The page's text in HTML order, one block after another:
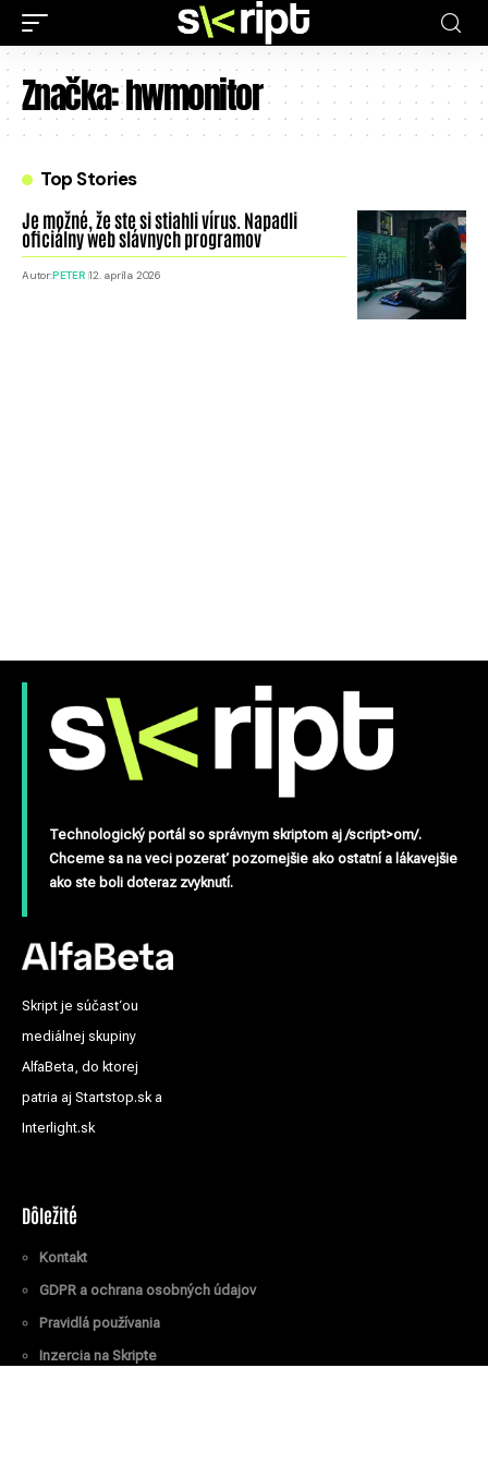
Značka:hwmonitor
Top Stories
Je možné, že ste si stiahli vírus. Napadli
oficiálny web slávnych programov
Autor:PETER 12. apríla 2026
Technologický portál so správnym skriptom aj /script>om/.
Chceme sa na veci pozerať pozornejšie ako ostatní a lákavejšie
ako ste boli doteraz zvyknutí.
Skript je súčasťou
mediálnej skupiny
AlfaBeta, do ktorej
patria aj Startstop.sk a
Interlight.sk
Dôležité
Kontakt
GDPR a ochrana osobných údajov
Pravidlá používania
Inzercia na Skripte